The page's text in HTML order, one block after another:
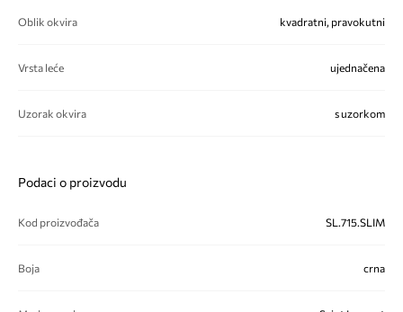
Oblik okvira kvadratni, pravokutni
Vrsta leće ujednačena
Uzorak okvira s uzorkom
Podaci o proizvodu
Kod proizvođača SL.715.SLIM
Boja crna